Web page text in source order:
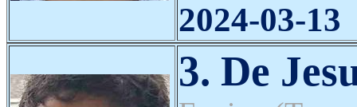
2024-03-13
3. De